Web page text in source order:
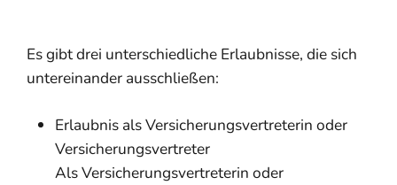
Es gibt drei unterschiedliche Erlaubnisse, die sich
untereinander ausschließen:
Erlaubnis als Versicherungsvertreterin oder
Versicherungsvertreter
Als Versicherungsvertreterin oder